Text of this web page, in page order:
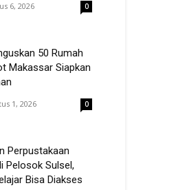
6, 2026 0
50 Rumah
Makassar Siapkan
1, 2026 0
Perpustakaan
Pelosok Sulsel,
Bisa Diakses